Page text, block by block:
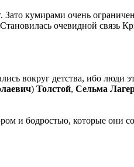
Зато кумирами очень
очевидной связь
вокруг детства, ибо люди
) Толстой, Сельма
и бодростью, которые они